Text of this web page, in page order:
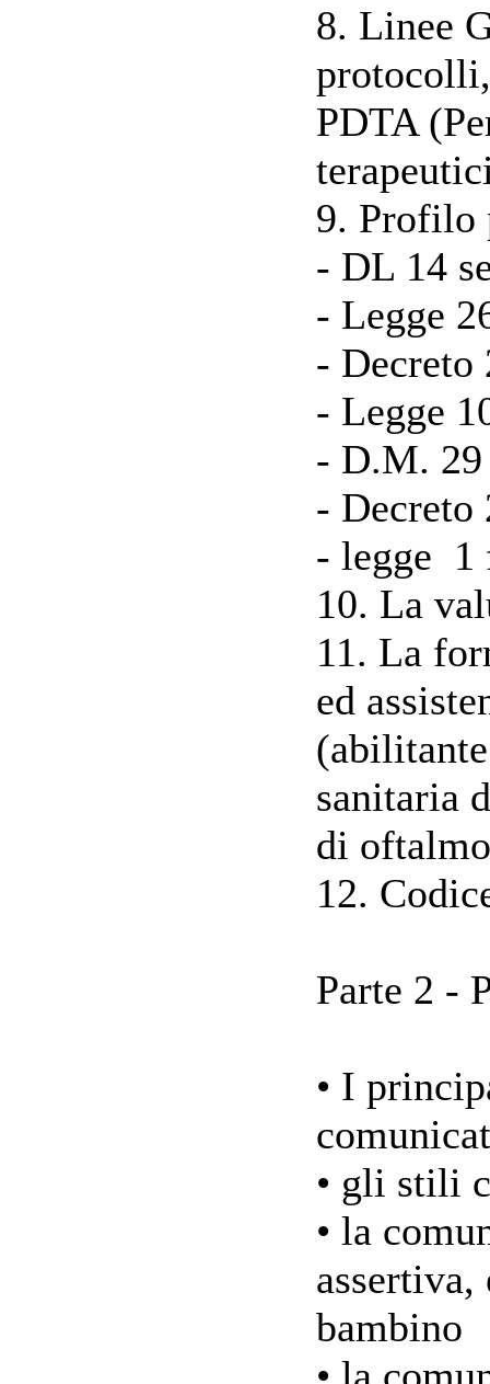
8. Linee
PDTA
9. Profilo
- DL 14
- Legge
- Decreto
- Legge
- D.M. 29
- Decreto
- legge 1
10. La
11. La
ed
sanitaria
di
12.
Parte 2 -
• I
• gli stili
• la
bambino